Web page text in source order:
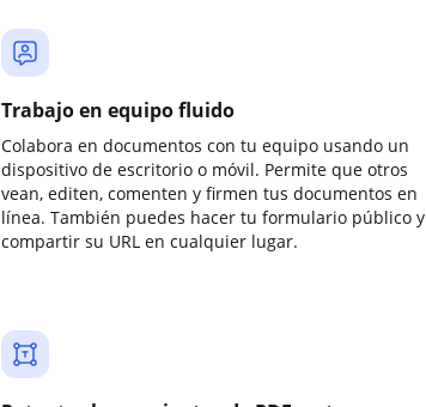
Trabajo en equipo fluido
Colabora en documentos con tu equipo usando un
dispositivo de escritorio o móvil. Permite que otros
vean, editen, comenten y firmen tus documentos en
línea. También puedes hacer tu formulario público y
compartir su URL en cualquier lugar.